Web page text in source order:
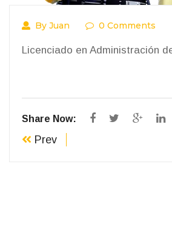
By Juan 0 Comments
Licenciado en Administración
Share Now:
Prev